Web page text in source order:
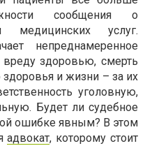
сообщения о
медицинских услуг.
непреднамеренное
здоровью, смерть
здоровья и жизни – за их
уголовную,
Будет ли судебное
ошибке явным? В этом
адвокат, которому стоит